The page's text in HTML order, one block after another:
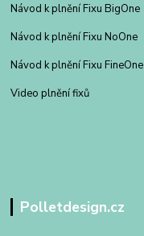
Návod k plnění Fixu BigOne
Návod k plnění Fixu NoOne
Návod k plnění Fixu FineOne
Video plnění fixů
Polletdesign.cz